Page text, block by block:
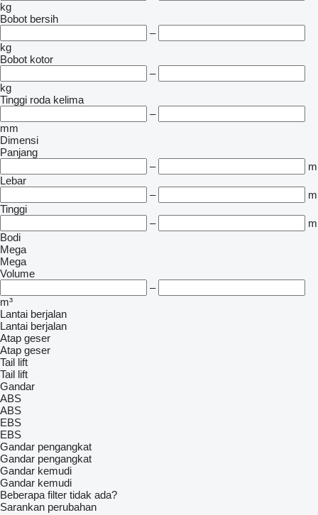
kg
Bobot bersih
–
kg
Bobot kotor
–
kg
Tinggi roda kelima
–
mm
Dimensi
Panjang
–
m
Lebar
–
m
Tinggi
–
m
Bodi
Mega
Mega
Volume
–
m³
Lantai berjalan
Lantai berjalan
Atap geser
Atap geser
Tail lift
Tail lift
Gandar
ABS
ABS
EBS
EBS
Gandar pengangkat
Gandar pengangkat
Gandar kemudi
Gandar kemudi
Beberapa filter tidak ada?
Sarankan perubahan